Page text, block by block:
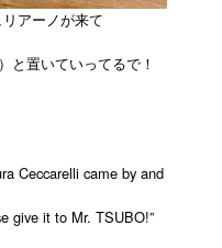
アーノが来て
と置いていってるで！
Ceccarelli came by and
give it to Mr. TSUBO!”